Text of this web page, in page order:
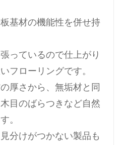
基材の機能性を併せ持
っているので仕上がり
フローリングです。
厚さから、無垢材と同
目のばらつきなど自然
。
分けがつかない製品も